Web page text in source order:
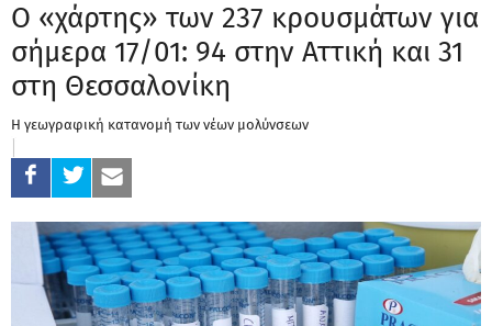
Ο «χάρτης» των 237 κρουσμάτων για
σήμερα 17/01: 94 στην Αττική και 31
στη Θεσσαλονίκη
Η γεωγραφική κατανομή των νέων μολύνσεων